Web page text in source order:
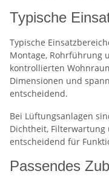
Typische
Typische
Montage, Rohrführung
kontrollierten
Dimensionen und
entscheidend.
Bei Lüftungsanlagen
Dichtheit,
entscheidend für
Passendes